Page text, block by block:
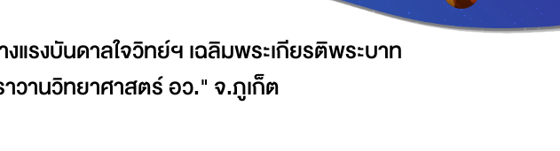
แรงบันดาลใจวิทย์ฯ เฉลิมพระเกียรติพระบาท
วานวิทยาศาสตร์ อว." จ.ภูเก็ต